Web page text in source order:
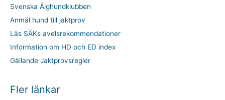
Svenska Älghundklubben
Anmäl hund till jaktprov
Läs SÄKs avelsrekommendationer
Information om HD och ED index
Gällande Jaktprovsregler
Fler länkar